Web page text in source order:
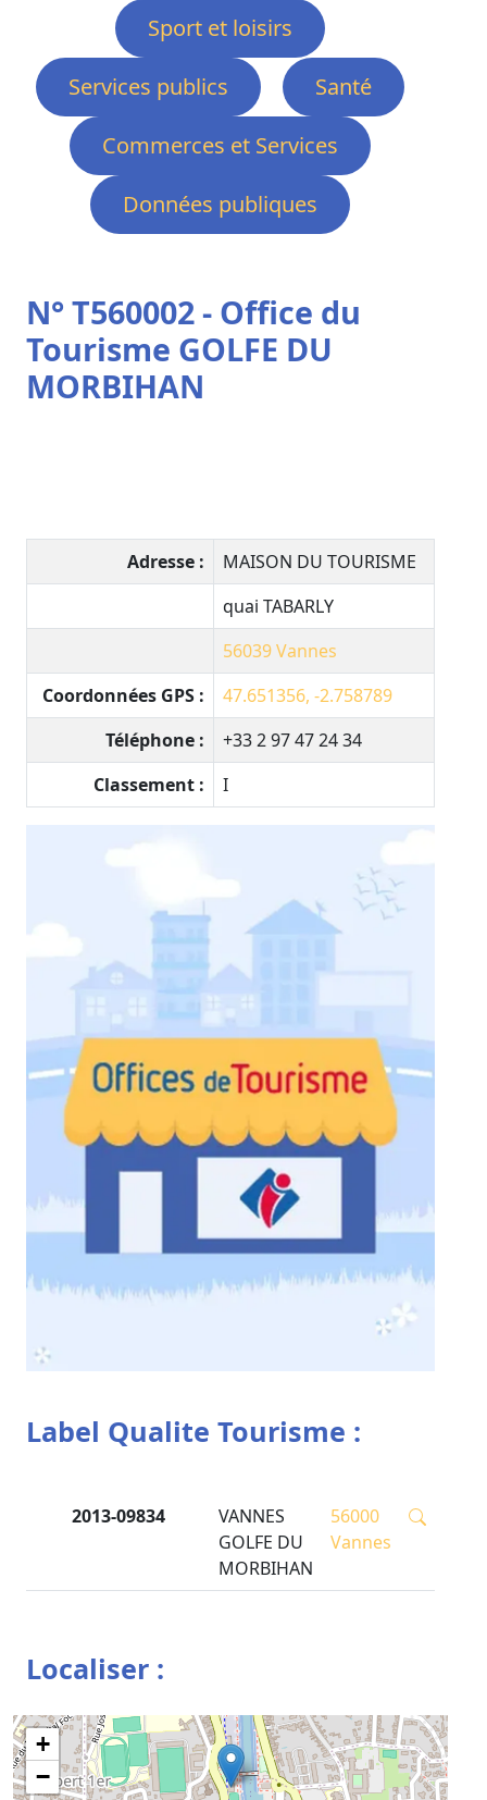
Sport et loisirs
Services publics
Santé
Commerces et Services
Données publiques
N° T560002 - Office du
Tourisme GOLFE DU
MORBIHAN
Adresse :
MAISON DU TOURISME
quai TABARLY
56039 Vannes
Coordonnées GPS :
47.651356, -2.758789
Téléphone :
+33 2 97 47 24 34
Classement :
I
Label Qualite Tourisme :
2013-09834
VANNES
GOLFE DU
MORBIHAN
56000
Vannes
Localiser :
+
−